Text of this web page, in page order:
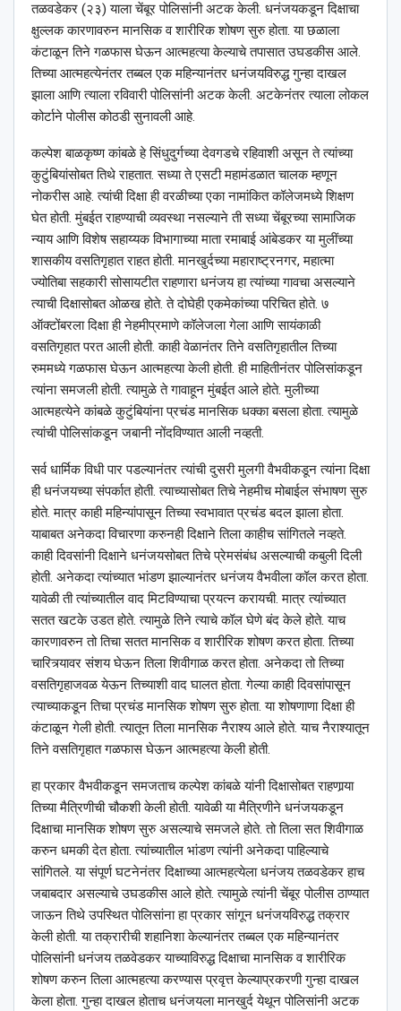
तळवडेकर (२३) याला चेंबूर पोलिसांनी अटक केली. धनंजयकडून दिक्षाचा
क्षुल्लक कारणावरुन मानसिक व शारीरिक शोषण सुरु होता. या छळाला
कंटाळून तिने गळफास घेऊन आत्महत्या केल्याचे तपासात उघडकीस आले.
तिच्या आत्महत्येनंतर तब्बल एक महिन्यानंतर धनंजयविरुद्ध गुन्हा दाखल
झाला आणि त्याला रविवारी पोलिसांनी अटक केली. अटकेनंतर त्याला लोकल
कोर्टाने पोलीस कोठडी सुनावली आहे.
कल्पेश बाळकृष्ण कांबळे हे सिंधुदुर्गच्या देवगडचे रहिवाशी असून ते त्यांच्या
कुटुंबियांसोबत तिथे राहतात. सध्या ते एसटी महामंडळात चालक म्हणून
नोकरीस आहे. त्यांची दिक्षा ही वरळीच्या एका नामांकित कॉलेजमध्ये शिक्षण
घेत होती. मुंबईत राहण्याची व्यवस्था नसल्याने ती सध्या चेंबूरच्या सामाजिक
न्याय आणि विशेष सहाय्यक विभागाच्या माता रमाबाई आंबेडकर या मुलींच्या
शासकीय वसतिगृहात राहत होती. मानखुर्दच्या महाराष्ट्रनगर, महात्मा
ज्योतिबा सहकारी सोसायटीत राहणारा धनंजय हा त्यांच्या गावचा असल्याने
त्याची दिक्षासोबत ओळख होते. ते दोघेही एकमेकांच्या परिचित होते. ७
ऑक्टोंबरला दिक्षा ही नेहमीप्रमाणे कॉलेजला गेला आणि सायंकाळी
वसतिगृहात परत आली होती. काही वेळानंतर तिने वसतिगृहातील तिच्या
रुममध्ये गळफास घेऊन आत्महत्या केली होती. ही माहितीनंतर पोलिसांकडून
त्यांना समजली होती. त्यामुळे ते गावाहून मुंबईत आले होते. मुलीच्या
आत्महत्येने कांबळे कुटुंबियांना प्रचंड मानसिक धक्का बसला होता. त्यामुळे
त्यांची पोलिसांकडून जबानी नोंदविण्यात आली नव्हती.
सर्व धार्मिक विधी पार पडल्यानंतर त्यांची दुसरी मुलगी वैभवीकडून त्यांना दिक्षा
ही धनंजयच्या संपर्कात होती. त्याच्यासोबत तिचे नेहमीच मोबाईल संभाषण सुरु
होते. मात्र काही महिन्यांपासून तिच्या स्वभावात प्रचंड बदल झाला होता.
याबाबत अनेकदा विचारणा करुनही दिक्षाने तिला काहीच सांगितले नव्हते.
काही दिवसांनी दिक्षाने धनंजयसोबत तिचे प्रेमसंबंध असल्याची कबुली दिली
होती. अनेकदा त्यांच्यात भांडण झाल्यानंतर धनंजय वैभवीला कॉल करत होता.
यावेळी ती त्यांच्यातील वाद मिटविण्याचा प्रयत्न करायची. मात्र त्यांच्यात
सतत खटके उडत होते. त्यामुळे तिने त्याचे कॉल घेणे बंद केले होते. याच
कारणावरुन तो तिचा सतत मानसिक व शारीरिक शोषण करत होता. तिच्या
चारित्र्यावर संशय घेऊन तिला शिवीगाळ करत होता. अनेकदा तो तिच्या
वसतिगृहाजवळ येऊन तिच्याशी वाद घालत होता. गेल्या काही दिवसांपासून
त्याच्याकडून तिचा प्रचंड मानसिक शोषण सुरु होता. या शोषणाणा दिक्षा ही
कंटाळून गेली होती. त्यातून तिला मानसिक नैराश्य आले होते. याच नैराश्यातून
तिने वसतिगृहात गळफास घेऊन आत्महत्या केली होती.
हा प्रकार वैभवीकडून समजताच कल्पेश कांबळे यांनी दिक्षासोबत राहणार्‍या
तिच्या मैत्रिणीची चौकशी केली होती. यावेळी या मैत्रिणीने धनंजयकडून
दिक्षाचा मानसिक शोषण सुरु असल्याचे समजले होते. तो तिला सत शिवीगाळ
करुन धमकी देत होता. त्यांच्यातील भांडण त्यांनी अनेकदा पाहिल्याचे
सांगितले. या संपूर्ण घटनेनंतर दिक्षाच्या आत्महत्येला धनंजय तळवडेकर हाच
जबाबदार असल्याचे उघडकीस आले होते. त्यामुळे त्यांनी चेंबूर पोलीस ठाण्यात
जाऊन तिथे उपस्थित पोलिसांना हा प्रकार सांगून धनंजयविरुद्ध तक्रार
केली होती. या तक्रारीची शहानिशा केल्यानंतर तब्बल एक महिन्यानंतर
पोलिसांनी धनंजय तळवेडकर याच्याविरुद्ध दिक्षाचा मानसिक व शारीरिक
शोषण करुन तिला आत्महत्या करण्यास प्रवृत्त केल्याप्रकरणी गुन्हा दाखल
केला होता. गुन्हा दाखल होताच धनंजयला मानखुर्द येथून पोलिसांनी अटक